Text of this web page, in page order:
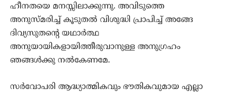
ഹീനതയെ മനസ്സിലാക്കുന്നു. അവിടുത്തെ
അനുസ്മരിച്ച് കൂടുതല്‍ വിശുദ്ധി പ്രാപിച്ച് അങ്ങേ
ദിവ്യസുതന്‍റെ യഥാര്‍ത്ഥ
അനുയായികളായിത്തീരുവാനുള്ള അനുഗ്രഹം
ഞങ്ങള്‍ക്കു നല്‍കേണമേ.
സര്‍വോപരി ആദ്ധ്യാത്മികവും ഭൗതികവുമായ എല്ലാ